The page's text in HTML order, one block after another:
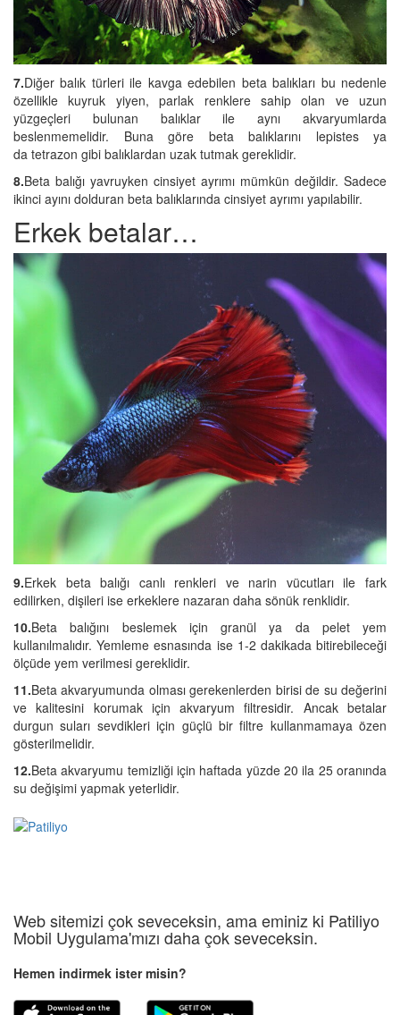
7.Diğer balık türleri ile kavga edebilen beta balıkları bu nedenle
özellikle kuyruk yiyen, parlak renklere sahip olan ve uzun
yüzgeçleri bulunan balıklar ile aynı akvaryumlarda
beslenmemelidir. Buna göre beta balıklarını lepistes ya
da tetrazon gibi balıklardan uzak tutmak gereklidir.
8.Beta balığı yavruyken cinsiyet ayrımı mümkün değildir. Sadece
ikinci ayını dolduran beta balıklarında cinsiyet ayrımı yapılabilir.
Erkek betalar…
9.Erkek beta balığı canlı renkleri ve narin vücutları ile fark
edilirken, dişileri ise erkeklere nazaran daha sönük renklidir.
10.Beta balığını beslemek için granül ya da pelet yem
kullanılmalıdır. Yemleme esnasında ise 1-2 dakikada bitirebileceği
ölçüde yem verilmesi gereklidir.
11.Beta akvaryumunda olması gerekenlerden birisi de su değerini
ve kalitesini korumak için akvaryum filtresidir. Ancak betalar
durgun suları sevdikleri için güçlü bir filtre kullanmamaya özen
gösterilmelidir.
12.Beta akvaryumu temizliği için haftada yüzde 20 ila 25 oranında
su değişimi yapmak yeterlidir.
Web sitemizi çok seveceksin, ama eminiz ki Patiliyo
Mobil Uygulama'mızı daha çok seveceksin.
Hemen indirmek ister misin?